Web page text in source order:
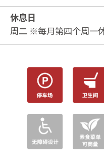
休息日
周二 ※每月第四个周一